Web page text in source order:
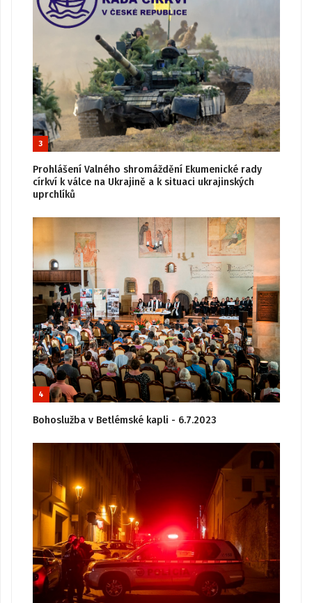
3
Prohlášení Valného shromáždění Ekumenické rady
církví k válce na Ukrajině a k situaci ukrajinských
uprchlíků
4
Bohoslužba v Betlémské kapli - 6.7.2023